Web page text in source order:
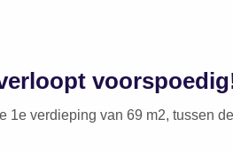
1e verdieping van 69 m2, tussen